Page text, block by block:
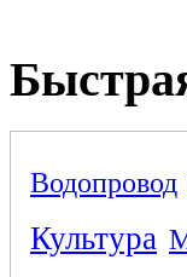
Водопровод
Культура